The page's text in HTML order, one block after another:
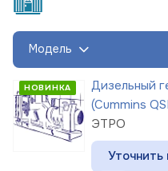
Модель
НОВИНКА
Дизельный
(Cummins
ЭТРО
Уточнить